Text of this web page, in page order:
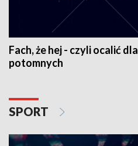
Fach, że hej - czyli ocalić dla
potomnych
SPORT